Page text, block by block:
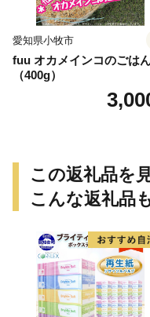
愛知県小牧市
fuu オカメインコのごは
（400g）
この返礼品を
こんな返礼品